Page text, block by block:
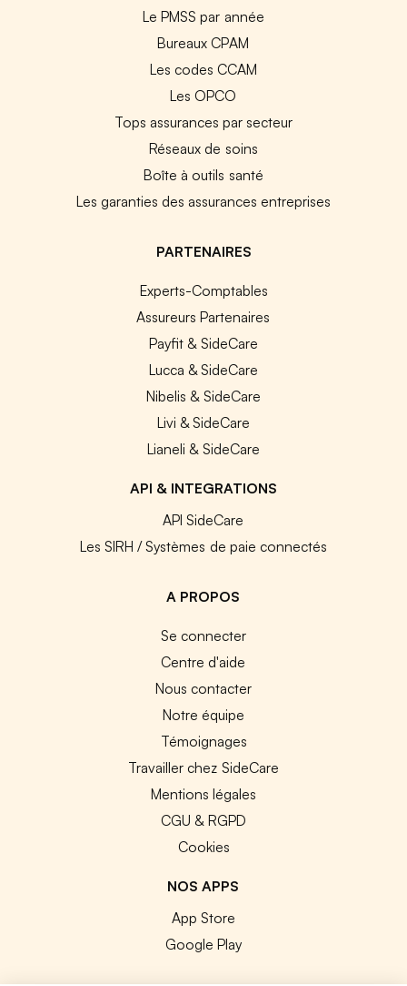
Le PMSS par année
Bureaux CPAM
Les codes CCAM
Les OPCO
Tops assurances par secteur
Réseaux de soins
Boîte à outils santé
Les garanties des assurances entreprises
PARTENAIRES
Experts-Comptables
Assureurs Partenaires
Payfit & SideCare
Lucca & SideCare
Nibelis & SideCare
Livi & SideCare
Lianeli & SideCare
API & INTEGRATIONS
API SideCare
Les SIRH / Systèmes de paie connectés
A PROPOS
Se connecter
Centre d'aide
Nous contacter
Notre équipe
Témoignages
Travailler chez SideCare
Mentions légales
CGU & RGPD
Cookies
NOS APPS
App Store
Google Play